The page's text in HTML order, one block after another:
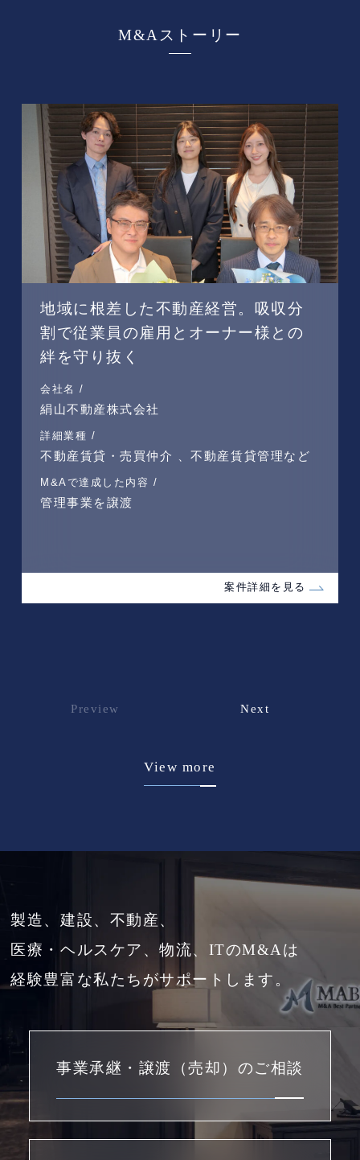
M&Aストーリー
地域に根差した不動産経営。吸収分
割で従業員の雇用とオーナー様との
絆を守り抜く
会社名 /
絹山不動産株式会社
詳細業種 /
不動産賃貸・売買仲介 、不動産賃貸管理など
M&Aで達成した内容 /
管理事業を譲渡
案件詳細を見る
Preview Next
View more
製造、建設、不動産、
医療・ヘルスケア、物流、ITのM&Aは
経験豊富な私たちがサポートします。
事業承継・譲渡（売却）のご相談